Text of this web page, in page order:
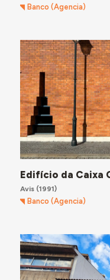
Banco (Agencia)
Edifício da Caixa
Avis(1991)
Banco (Agencia)